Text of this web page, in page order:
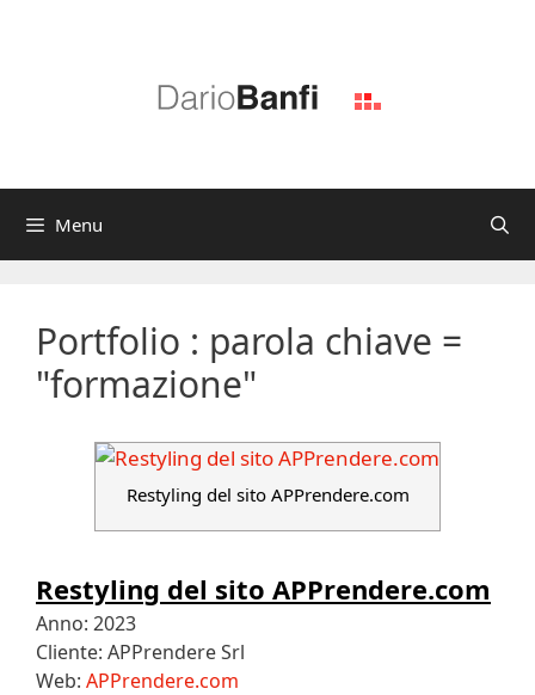
Menu
Portfolio : parola chiave =
"formazione"
Restyling del sito APPrendere.com
Restyling del sito APPrendere.com
Anno: 2023
Cliente: APPrendere Srl
Web: APPrendere.com